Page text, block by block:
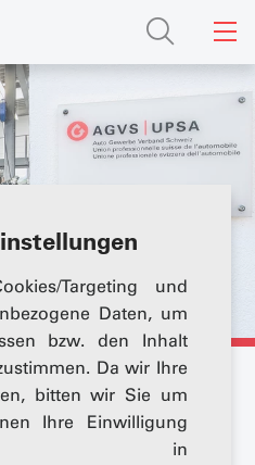
Targeting und
Daten, um
bzw. den Inhalt
Da wir Ihre
bitten wir Sie um
Ihre Einwilligung
in